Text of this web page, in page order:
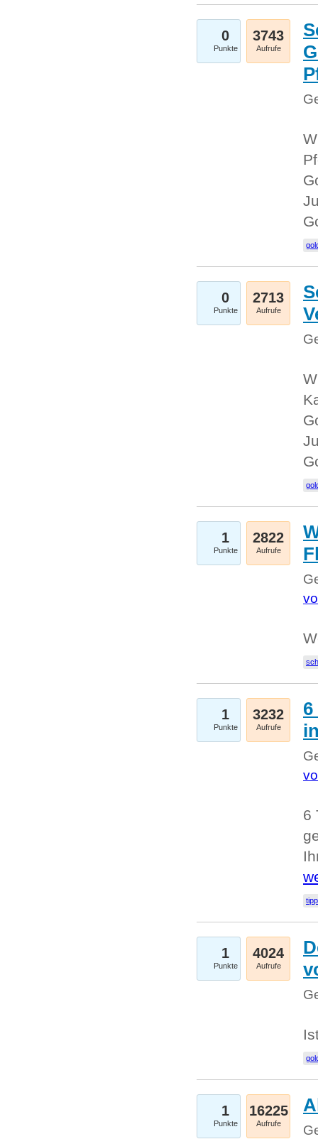
0
Punkte
3743
Aufrufe
0
Punkte
2713
Aufrufe
1
Punkte
2822
Aufrufe
1
Punkte
3232
Aufrufe
6
1
Punkte
4024
Aufrufe
1
Punkte
16225
Aufrufe